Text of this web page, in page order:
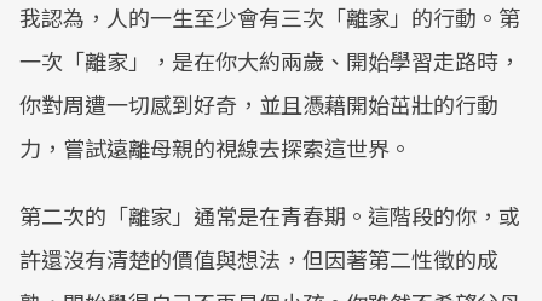
我認為，人的一生至少會有三次「離家」的行動。第
一次「離家」，是在你大約兩歲、開始學習走路時，
你對周遭一切感到好奇，並且憑藉開始茁壯的行動
力，嘗試遠離母親的視線去探索這世界。
第二次的「離家」通常是在青春期。這階段的你，或
許還沒有清楚的價值與想法，但因著第二性徵的成